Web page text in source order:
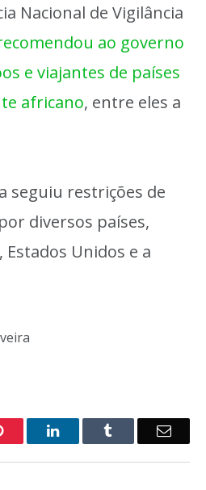
Nacional de Vigilância
ao governo
e viajantes de países
africano, entre eles a
seguiu restrições de
diversos países,
Unidos e a
Pinterest LinkedIn
E-